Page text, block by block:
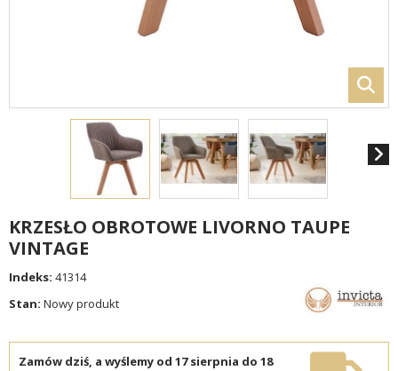
KRZESŁO OBROTOWE LIVORNO TAUPE
VINTAGE
Indeks: 41314
Stan: Nowy produkt
Zamów dziś, a wyślemy od 17 sierpnia do 18